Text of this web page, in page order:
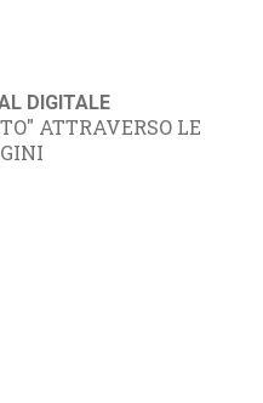
DIGITALE
ATTRAVERSO LE